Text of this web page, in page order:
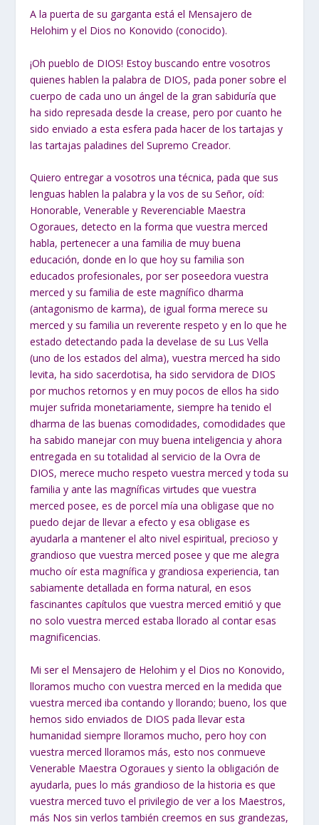
A la puerta de su garganta está el Mensajero de
Helohim y el Dios no Konovido (conocido).
¡Oh pueblo de DIOS! Estoy buscando entre vosotros
quienes hablen la palabra de DIOS, pada poner sobre el
cuerpo de cada uno un ángel de la gran sabiduría que
ha sido represada desde la crease, pero por cuanto he
sido enviado a esta esfera pada hacer de los tartajas y
las tartajas paladines del Supremo Creador.
Quiero entregar a vosotros una técnica, pada que sus
lenguas hablen la palabra y la vos de su Señor, oíd:
Honorable, Venerable y Reverenciable Maestra
Ogoraues, detecto en la forma que vuestra merced
habla, pertenecer a una familia de muy buena
educación, donde en lo que hoy su familia son
educados profesionales, por ser poseedora vuestra
merced y su familia de este magnífico dharma
(antagonismo de karma), de igual forma merece su
merced y su familia un reverente respeto y en lo que he
estado detectando pada la develase de su Lus Vella
(uno de los estados del alma), vuestra merced ha sido
levita, ha sido sacerdotisa, ha sido servidora de DIOS
por muchos retornos y en muy pocos de ellos ha sido
mujer sufrida monetariamente, siempre ha tenido el
dharma de las buenas comodidades, comodidades que
ha sabido manejar con muy buena inteligencia y ahora
entregada en su totalidad al servicio de la Ovra de
DIOS, merece mucho respeto vuestra merced y toda su
familia y ante las magníficas virtudes que vuestra
merced posee, es de porcel mía una obligase que no
puedo dejar de llevar a efecto y esa obligase es
ayudarla a mantener el alto nivel espiritual, precioso y
grandioso que vuestra merced posee y que me alegra
mucho oír esta magnífica y grandiosa experiencia, tan
sabiamente detallada en forma natural, en esos
fascinantes capítulos que vuestra merced emitió y que
no solo vuestra merced estaba llorado al contar esas
magnificencias.
Mi ser el Mensajero de Helohim y el Dios no Konovido,
lloramos mucho con vuestra merced en la medida que
vuestra merced iba contando y llorando; bueno, los que
hemos sido enviados de DIOS pada llevar esta
humanidad siempre lloramos mucho, pero hoy con
vuestra merced lloramos más, esto nos conmueve
Venerable Maestra Ogoraues y siento la obligación de
ayudarla, pues lo más grandioso de la historia es que
vuestra merced tuvo el privilegio de ver a los Maestros,
más Nos sin verlos también creemos en sus grandezas,